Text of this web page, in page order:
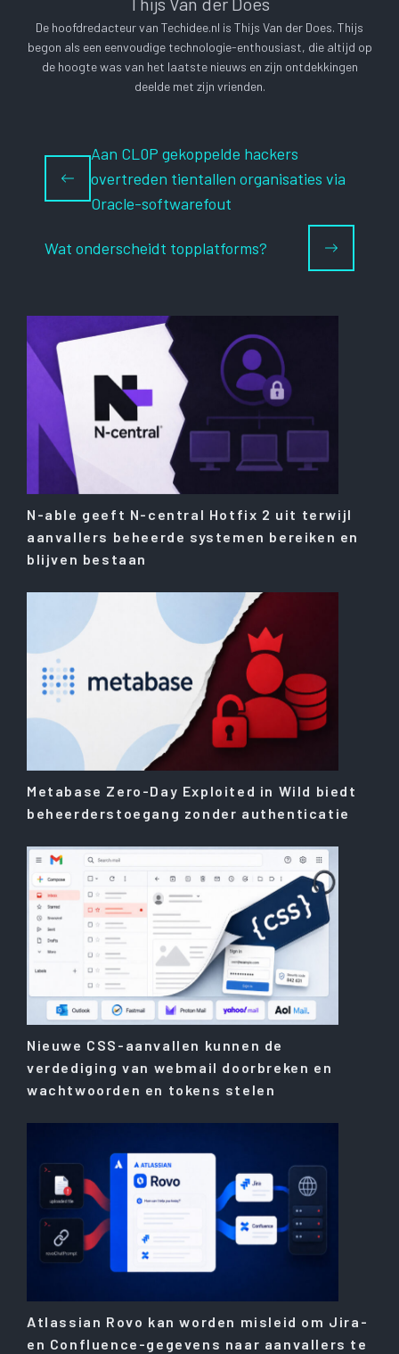
De hoofdredacteur van Techidee.nl is Thijs Van der Does. Thijs
begon als een eenvoudige technologie-enthousiast, die altijd op
de hoogte was van het laatste nieuws en zijn ontdekkingen
deelde met zijn vrienden.
Aan CL0P gekoppelde hackers
overtreden tientallen organisaties via
Oracle-softwarefout
Wat onderscheidt topplatforms?
N-able geeft N-central Hotfix 2 uit terwijl
aanvallers beheerde systemen bereiken en
blijven bestaan
Metabase Zero-Day Exploited in Wild biedt
beheerderstoegang zonder authenticatie
Nieuwe CSS-aanvallen kunnen de
verdediging van webmail doorbreken en
wachtwoorden en tokens stelen
Atlassian Rovo kan worden misleid om Jira-
en Confluence-gegevens naar aanvallers te